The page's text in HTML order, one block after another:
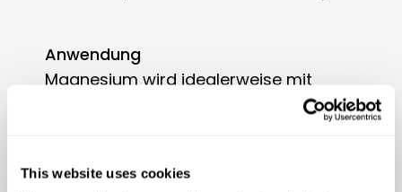
This website uses cookies
Anwendung
Magnesium wird idealerweise mit
Emulsion zusammen angewendet. Einige
Tropfen oder Spritzer Emulsion direkt ins
und verteilen. Auf die noch feuchten